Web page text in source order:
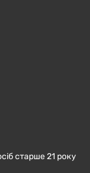
старше 21 року